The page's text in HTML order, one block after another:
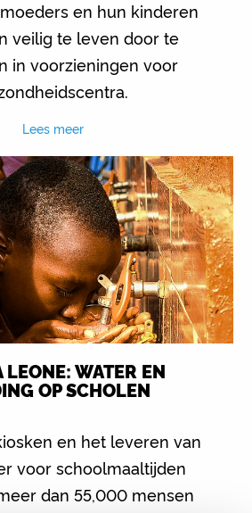
en hun kinderen
veilig te leven door te
in voorzieningen voor
Lees meer
LEONE: WATER EN
OP SCHOLEN
en het leveren van
voor schoolmaaltijden
dan 55,000 mensen